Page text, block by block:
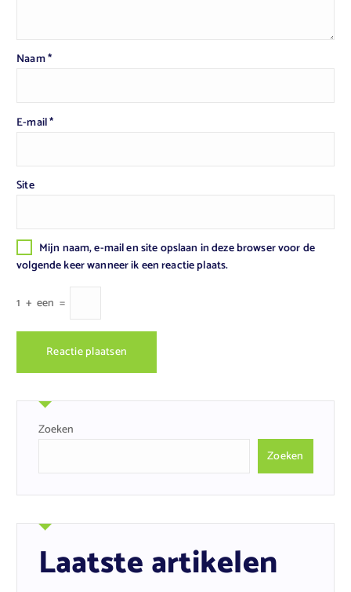
Naam*
E-mail*
Site
Mijn naam, e-mail en site opslaan in deze browser voor de
volgende keer wanneer ik een reactie plaats.
1 + een =
Zoeken
Zoeken
Laatste artikelen